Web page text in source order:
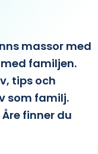
massor med
familjen.
tips och
som familj.
finner du